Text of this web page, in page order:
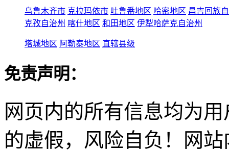
乌鲁木齐市 克拉玛依市 吐鲁番地区 哈密地区 昌吉回族
克孜自治州 喀什地区 和田地区 伊犁哈萨克自治州
塔城地区 阿勒泰地区 直辖县级
免责声明：
网页内的所有信息均为
的虚假，风险自负！网